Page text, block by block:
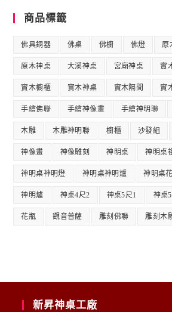
商品標籤
佛具銅器 佛桌 佛櫥 佛燈 原
原木神桌 大溪神桌 宮廟神桌 實
實木櫥櫃 實木神桌 實木隔間 實
手繪佛聯 手繪神像畫 手繪神明聯
木雕 木雕神明聯 櫥櫃 沙發組
神像畫 神像雕刻 神明桌 神明桌
神明桌神明燈 神明桌神明爐 神明桌
神明爐 神桌4尺2 神桌5尺1 神桌
花瓶 觀音普薩 雕刻佛聯 雕刻木
新昇神桌工廠